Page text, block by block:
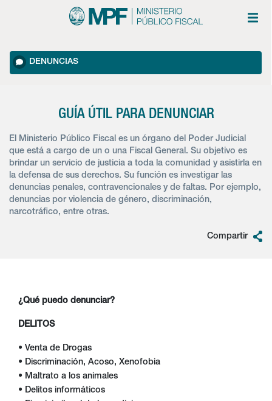
DENUNCIAS
GUÍA ÚTIL PARA DENUNCIAR
El Ministerio Público Fiscal es un órgano del Poder Judicial
que está a cargo de un o una Fiscal General. Su objetivo es
brindar un servicio de justicia a toda la comunidad y asistirla en
la defensa de sus derechos. Su función es investigar las
denuncias penales, contravencionales y de faltas. Por ejemplo,
denuncias por violencia de género, discriminación,
narcotráfico, entre otras.
Compartir
¿Qué puedo denunciar?
DELITOS
• Venta de Drogas
• Discriminación, Acoso, Xenofobia
• Maltrato a los animales
• Delitos informáticos